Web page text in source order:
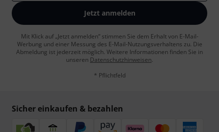
Jetzt anmelden
Mit Klick auf „Jetzt anmelden“ stimmen Sie dem Erhalt von E-Mail-
Werbung und einer Messung des E-Mail-Nutzungsverhaltens zu. Die
Abmeldung ist jederzeit möglich. Weitere Informationen finden Sie in
unseren Datenschutzhinweisen.
* Pflichtfeld
Sicher einkaufen & bezahlen